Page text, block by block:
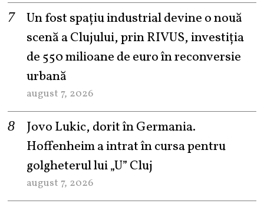
Un fost spațiu industrial devine o nouă
scenă a Clujului, prin RIVUS, investiția
de 550 milioane de euro în reconversie
urbană
august 7, 2026
Jovo Lukic, dorit în Germania.
Hoffenheim a intrat în cursa pentru
golgheterul lui „U” Cluj
august 7, 2026